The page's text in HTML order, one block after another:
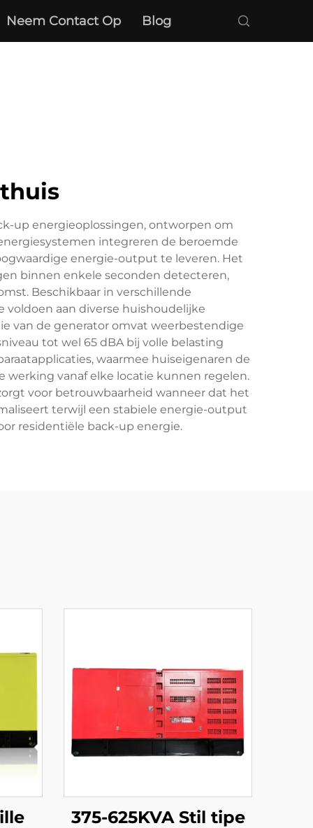
Neem Contact Op Blog
up energieoplossingen, ontworpen om
integreren de beroemde
energie-output te leveren. Het
binnen enkele seconden detecteren,
Beschikbaar in verschillende
voldoen aan diverse huishoudelijke
van de generator omvat weerbestendige
tot wel 65 dBA bij volle belasting
waarmee huiseigenaren de
vanaf elke locatie kunnen regelen.
voor betrouwbaarheid wanneer dat het
terwijl een stabiele energie-output
residentiële back-up energie.
375-625KVA Stil tipe